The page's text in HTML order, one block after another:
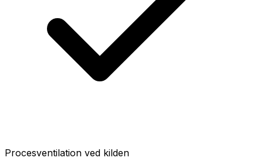
Procesventilation ved kilden